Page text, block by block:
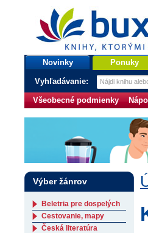
bux.sk
knihy, ktorými žijete
Úvodná stránka
Novinky Ponuky
Vyhľadávanie:
Všeobecné podmienky
Výber žánrov
Beletria pre dospelých
Cestovanie, mapy
Česká literatúra